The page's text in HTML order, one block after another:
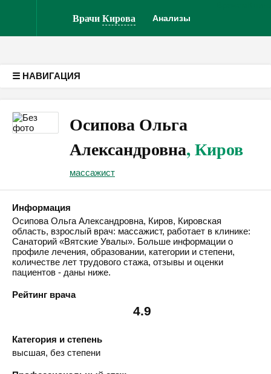
ВрачиКирова Анализы
☰ НАВИГАЦИЯ
Осипова Ольга
Александровна, Киров
массажист
Информация
Осипова Ольга Александровна, Киров, Кировская
область, взрослый врач: массажист, работает в клинике:
Санаторий «Вятские Увалы». Больше информации о
профиле лечения, образовании, категории и степени,
количестве лет трудового стажа, отзывы и оценки
пациентов - даны ниже.
Рейтинг врача
4.9
Категория и степень
высшая, без степени